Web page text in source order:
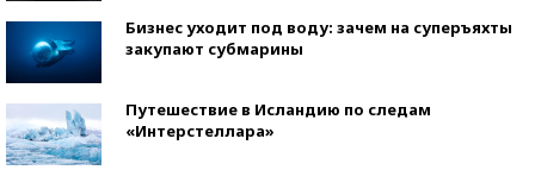
Бизнес уходит под воду: зачем на суперъяхты
закупают субмарины
Путешествие в Исландию по следам
«Интерстеллара»